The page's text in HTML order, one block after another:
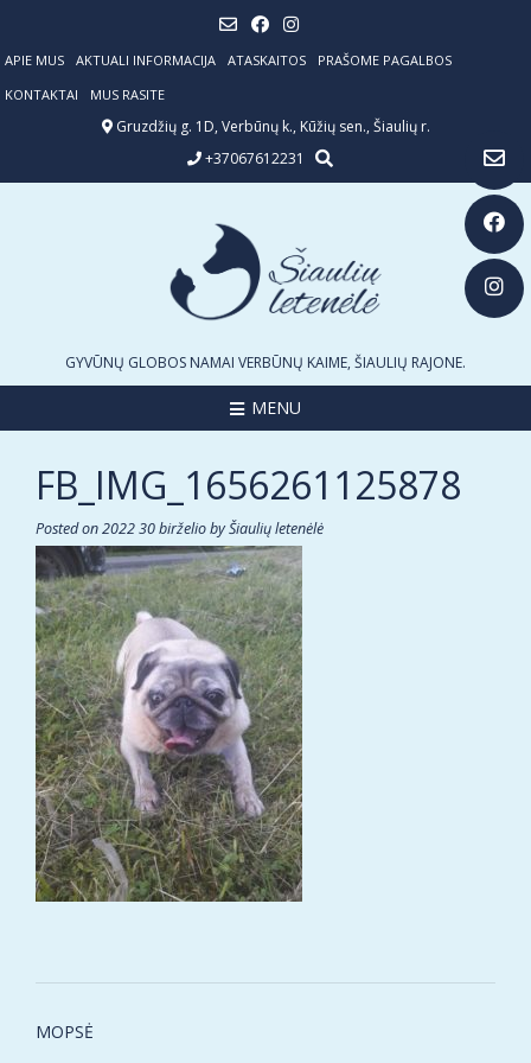
content
APIE MUS AKTUALI INFORMACIJA ATASKAITOS
PRAŠOME PAGALBOS
KONTAKTAI
MUS RASITE
Gruzdžių g. 1D, Verbūnų k., Kūžių sen., Šiaulių r.
+37067612231
GYVŪNŲ GLOBOS NAMAI VERBŪNŲ KAIME, ŠIAULIŲ RAJONE.
MENU
FB_IMG_1656261125878
Posted on2022 30 birželiobyŠiaulių letenėlė
Post
MOPSĖ